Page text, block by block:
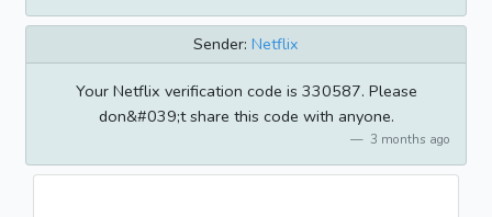
Sender: Netflix
Your Netflix verification code is 330587. Please
don&#039;t share this code with anyone.
3 months ago